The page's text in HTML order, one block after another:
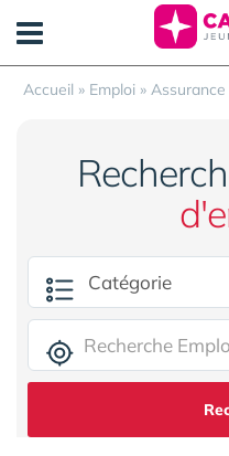
Accueil » Emploi » Assurance
Panneau de gestion des cookies